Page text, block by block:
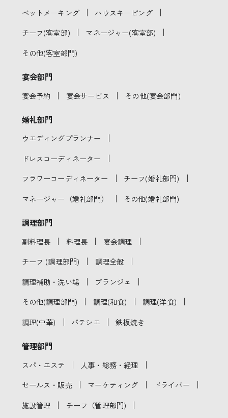
ベットメーキング ｜ ハウスキーピング ｜
チーフ(客室部) ｜ マネージャー(客室部) ｜
その他(客室部門)
宴会部門
宴会予約 ｜ 宴会サービス ｜ その他(宴会部門)
婚礼部門
ウエディングプランナー ｜
ドレスコーディネーター ｜
フラワーコーディネーター ｜ チーフ(婚礼部門) ｜
マネージャー（婚礼部門） ｜ その他(婚礼部門)
調理部門
副料理長 ｜ 料理長 ｜ 宴会調理 ｜
チーフ (調理部門) ｜ 調理全般 ｜
調理補助・洗い場 ｜ ブランジェ ｜
その他(調理部門) ｜ 調理(和食) ｜ 調理(洋食) ｜
調理(中華) ｜ パテシエ ｜ 鉄板焼き
管理部門
スパ・エステ ｜ 人事・総務・経理 ｜
セールス・販売 ｜ マーケティング ｜ ドライバー ｜
施設管理 ｜ チーフ（管理部門) ｜